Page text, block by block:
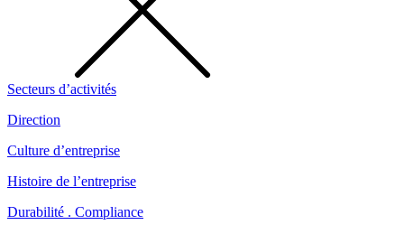
Secteurs d’activités
Direction
Culture d’entreprise
Histoire de l’entreprise
Durabilité . Compliance